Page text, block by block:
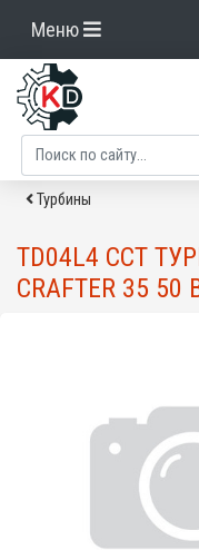
Меню
Турбины
TD04L4 CCT
CRAFTER 35